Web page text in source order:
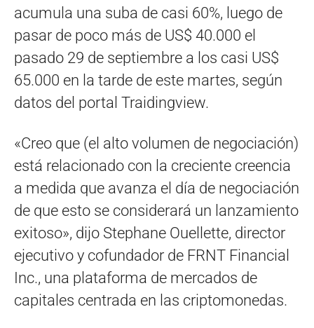
acumula una suba de casi 60%, luego de
pasar de poco más de US$ 40.000 el
pasado 29 de septiembre a los casi US$
65.000 en la tarde de este martes, según
datos del portal Traidingview.
«Creo que (el alto volumen de negociación)
está relacionado con la creciente creencia
a medida que avanza el día de negociación
de que esto se considerará un lanzamiento
exitoso», dijo Stephane Ouellette, director
ejecutivo y cofundador de FRNT Financial
Inc., una plataforma de mercados de
capitales centrada en las criptomonedas.